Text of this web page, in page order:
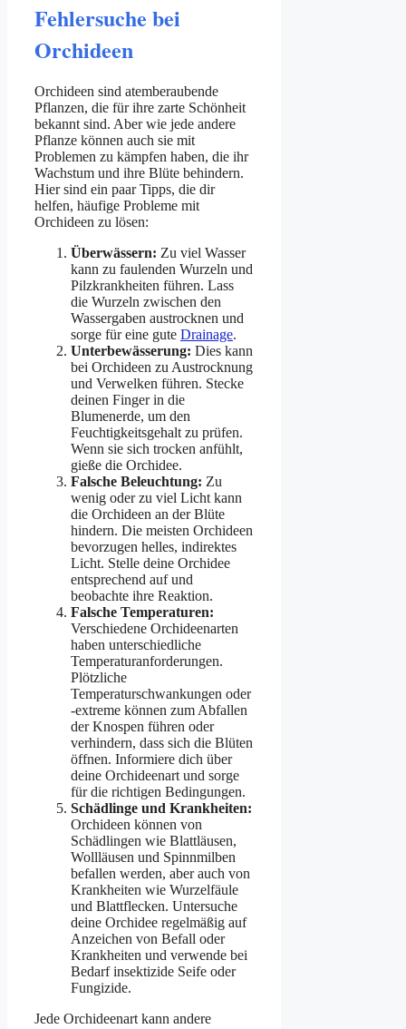
Fehlersuche bei
Orchideen
Orchideen sind atemberaubende
Pflanzen, die für ihre zarte Schönheit
bekannt sind. Aber wie jede andere
Pflanze können auch sie mit
Problemen zu kämpfen haben, die ihr
Wachstum und ihre Blüte behindern.
Hier sind ein paar Tipps, die dir
helfen, häufige Probleme mit
Orchideen zu lösen:
Überwässern: Zu viel Wasser
kann zu faulenden Wurzeln und
Pilzkrankheiten führen. Lass
die Wurzeln zwischen den
Wassergaben austrocknen und
sorge für eine gute Drainage.
Unterbewässerung: Dies kann
bei Orchideen zu Austrocknung
und Verwelken führen. Stecke
deinen Finger in die
Blumenerde, um den
Feuchtigkeitsgehalt zu prüfen.
Wenn sie sich trocken anfühlt,
gieße die Orchidee.
Falsche Beleuchtung: Zu
wenig oder zu viel Licht kann
die Orchideen an der Blüte
hindern. Die meisten Orchideen
bevorzugen helles, indirektes
Licht. Stelle deine Orchidee
entsprechend auf und
beobachte ihre Reaktion.
Falsche Temperaturen:
Verschiedene Orchideenarten
haben unterschiedliche
Temperaturanforderungen.
Plötzliche
Temperaturschwankungen oder
-extreme können zum Abfallen
der Knospen führen oder
verhindern, dass sich die Blüten
öffnen. Informiere dich über
deine Orchideenart und sorge
für die richtigen Bedingungen.
Schädlinge und Krankheiten:
Orchideen können von
Schädlingen wie Blattläusen,
Wollläusen und Spinnmilben
befallen werden, aber auch von
Krankheiten wie Wurzelfäule
und Blattflecken. Untersuche
deine Orchidee regelmäßig auf
Anzeichen von Befall oder
Krankheiten und verwende bei
Bedarf insektizide Seife oder
Fungizide.
Jede Orchideenart kann andere